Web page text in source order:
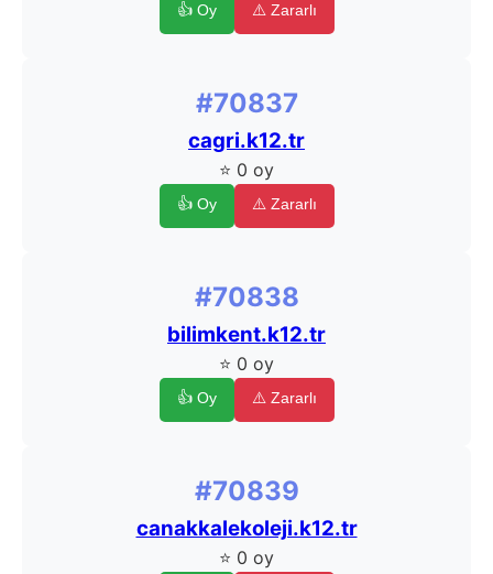
👍 Oy ⚠️ Zararlı
#70837
cagri.k12.tr
⭐ 0 oy
👍 Oy ⚠️ Zararlı
#70838
bilimkent.k12.tr
⭐ 0 oy
👍 Oy ⚠️ Zararlı
#70839
canakkalekoleji.k12.tr
⭐ 0 oy